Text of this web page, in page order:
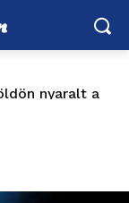
nyaralt a
akarok
is számon
ígérték”